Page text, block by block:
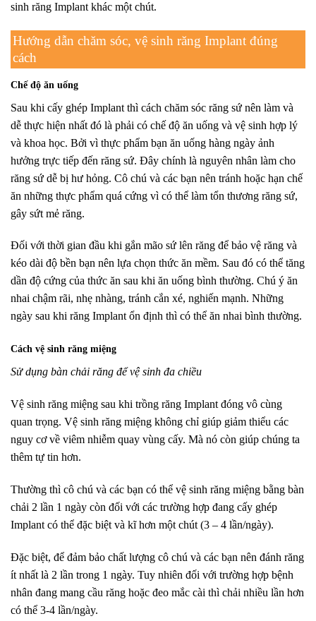
sinh răng Implant khác một chút.
Hướng dẫn chăm sóc, vệ sinh răng Implant đúng
cách
Chế độ ăn uống
Sau khi cấy ghép Implant thì cách chăm sóc răng sứ nên làm và
dễ thực hiện nhất đó là phải có chế độ ăn uống và vệ sinh hợp lý
và khoa học. Bởi vì thực phẩm bạn ăn uống hàng ngày ảnh
hưởng trực tiếp đến răng sứ. Đây chính là nguyên nhân làm cho
răng sứ dễ bị hư hỏng. Cô chú và các bạn nên tránh hoặc hạn chế
ăn những thực phẩm quá cứng vì có thể làm tổn thương răng sứ,
gây sứt mẻ răng.
Đối với thời gian đầu khi gắn mão sứ lên răng để bảo vệ răng và
kéo dài độ bền bạn nên lựa chọn thức ăn mềm. Sau đó có thể tăng
dần độ cứng của thức ăn sau khi ăn uống bình thường. Chú ý ăn
nhai chậm rãi, nhẹ nhàng, tránh cắn xé, nghiến mạnh. Những
ngày sau khi răng Implant ổn định thì có thể ăn nhai bình thường.
Cách vệ sinh răng miệng
Sử dụng bàn chải răng để vệ sinh đa chiều
Vệ sinh răng miệng sau khi trồng răng Implant đóng vô cùng
quan trọng. Vệ sinh răng miệng không chỉ giúp giảm thiểu các
nguy cơ về viêm nhiễm quay vùng cấy. Mà nó còn giúp chúng ta
thêm tự tin hơn.
Thường thì cô chú và các bạn có thể vệ sinh răng miệng bằng bàn
chải 2 lần 1 ngày còn đối với các trường hợp đang cấy ghép
Implant có thể đặc biệt và kĩ hơn một chút (3 – 4 lần/ngày).
Đặc biệt, để đảm bảo chất lượng cô chú và các bạn nên đánh răng
ít nhất là 2 lần trong 1 ngày. Tuy nhiên đối với trường hợp bệnh
nhân đang mang cầu răng hoặc đeo mắc cài thì chải nhiều lần hơn
có thể 3-4 lần/ngày.